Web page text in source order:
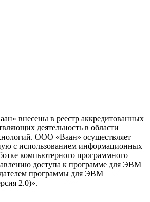
внесены в реестр аккредитованных
деятельность в области
ООО «Ваан» осуществляет
с использованием информационных
компьютерного программного
доступа к программе для ЭВМ
программы для ЭВМ
2.0)».